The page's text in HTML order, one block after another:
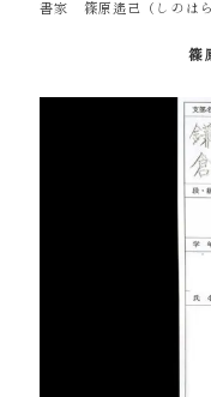
書家 篠原遙己（しのは
篠